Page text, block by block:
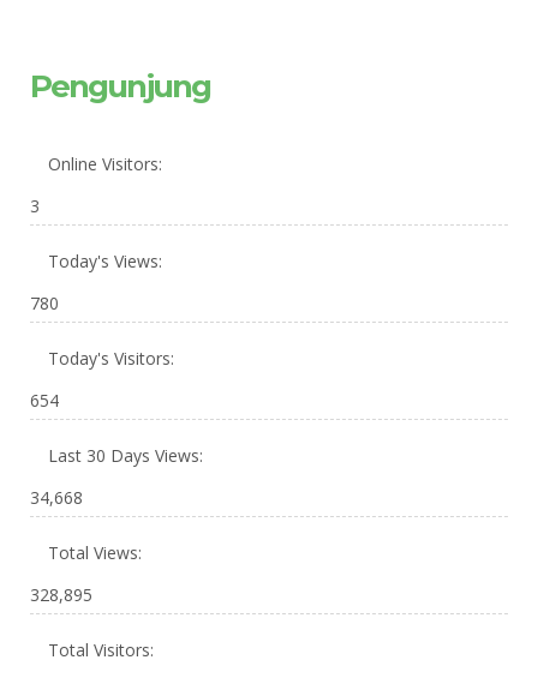
Pengunjung
Online Visitors:
3
Today's Views:
780
Today's Visitors:
654
Last 30 Days Views:
34,668
Total Views:
328,895
Total Visitors: